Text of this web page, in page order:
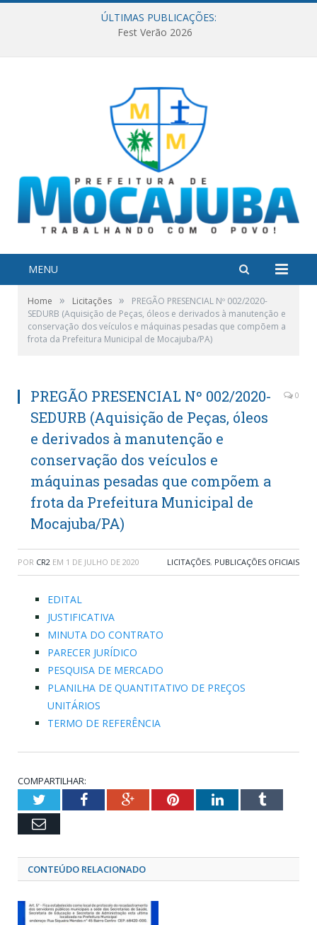
ÚLTIMAS PUBLICAÇÕES:
Fest Verão 2026
MENU
Home » Licitações »
PREGÃO PRESENCIAL Nº 002/2020-
SEDURB (Aquisição de Peças, óleos e derivados à manutenção e
conservação dos veículos e máquinas pesadas que compõem a
frota da Prefeitura Municipal de Mocajuba/PA)
PREGÃO PRESENCIAL Nº 002/2020-
SEDURB (Aquisição de Peças, óleos
e derivados à manutenção e
conservação dos veículos e
máquinas pesadas que compõem a
frota da Prefeitura Municipal de
Mocajuba/PA)
0
POR CR2 EM 1 DE JULHO DE 2020 LICITAÇÕES, PUBLICAÇÕES OFICIAIS
EDITAL
JUSTIFICATIVA
MINUTA DO CONTRATO
PARECER JURÍDICO
PESQUISA DE MERCADO
PLANILHA DE QUANTITATIVO DE PREÇOS
UNITÁRIOS
TERMO DE REFERÊNCIA
COMPARTILHAR:
TwitterFacebookGoogle+PinterestLinkedInTumblr
Email
CONTEÚDO RELACIONADO